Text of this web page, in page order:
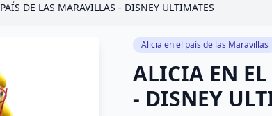
DE LAS MARAVILLAS - DISNEY ULTIMATES
Alicia en el país de las Maravillas
ALICIA EN
- DISNEY